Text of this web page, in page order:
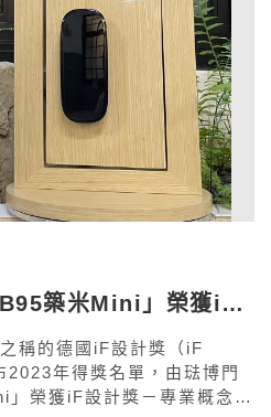
築米Mini」榮獲iF
稱的德國iF設計獎（iF
年得獎名單，由琺博門
榮獲iF設計獎－專業概念